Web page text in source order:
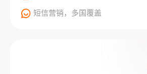
短信营销，多国覆盖